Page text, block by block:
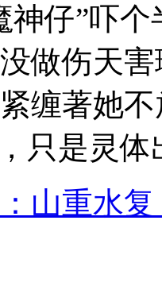
神仔”吓
做伤天
缠著她
只是灵体
山重水复